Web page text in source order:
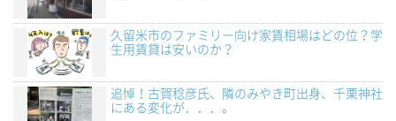
久留米市のファミリー向け家賃相場はどの位？学
生用賃貸は安いのか？
追悼！古賀稔彦氏、隣のみやき町出身、千栗神社
にある変化が．．．。